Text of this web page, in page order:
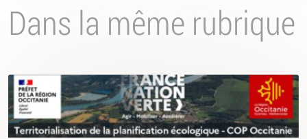
Dans la même rubrique